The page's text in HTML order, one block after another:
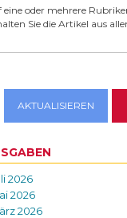
eine oder mehrere
Sie die Artikel aus
2026
2026
2026